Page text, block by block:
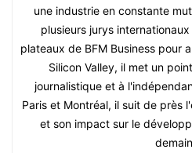
une industrie en constante
plusieurs jurys
plateaux de BFM Business pour
Silicon Valley, il met un
journalistique et à
Paris et Montréal, il suit de près
et son impact sur le